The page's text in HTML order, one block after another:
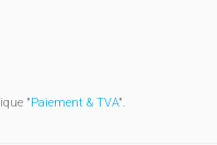
"Paiement & TVA".